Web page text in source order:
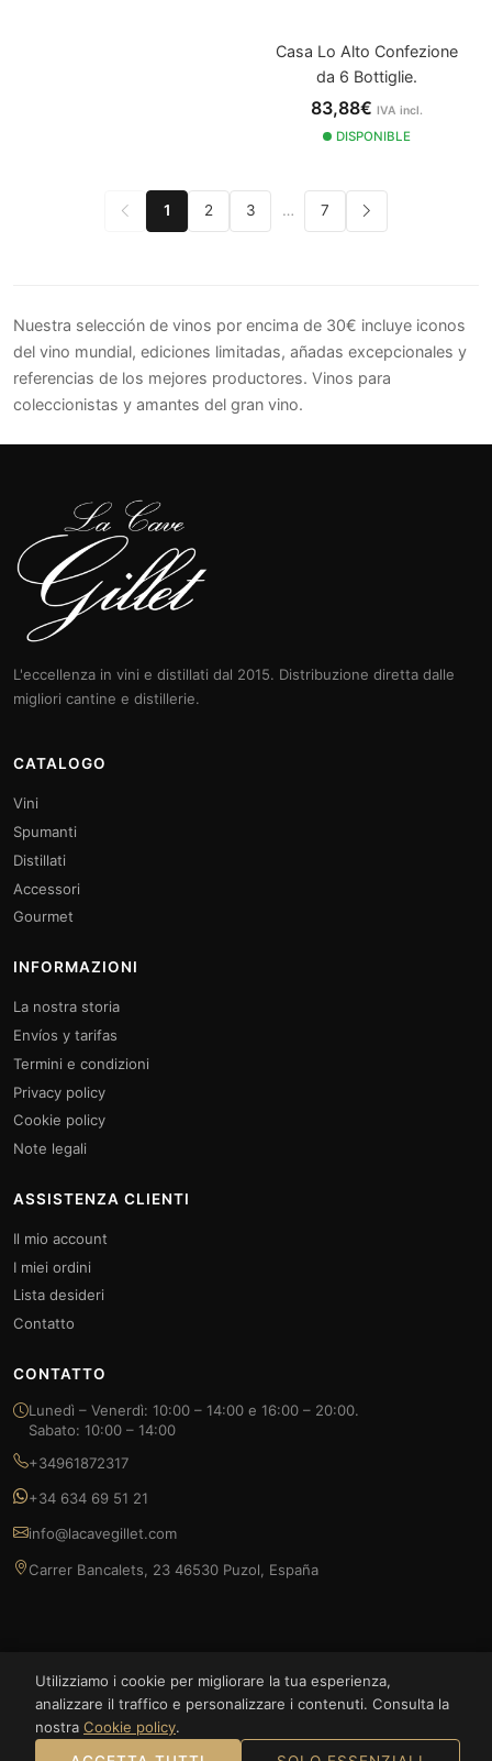
Casa Lo Alto Confezione
da 6 Bottiglie.
83,88€ IVA incl.
DISPONIBLE
1 2 3 … 7
Nuestra selección de vinos por encima de 30€ incluye iconos
del vino mundial, ediciones limitadas, añadas excepcionales y
referencias de los mejores productores. Vinos para
coleccionistas y amantes del gran vino.
L'eccellenza in vini e distillati dal 2015. Distribuzione diretta dalle
migliori cantine e distillerie.
CATALOGO
Vini
Spumanti
Distillati
Accessori
Gourmet
INFORMAZIONI
La nostra storia
Envíos y tarifas
Termini e condizioni
Privacy policy
Cookie policy
Note legali
ASSISTENZA CLIENTI
Il mio account
I miei ordini
Lista desideri
Contatto
CONTATTO
Lunedì – Venerdì: 10:00 – 14:00 e 16:00 – 20:00.
Sabato: 10:00 – 14:00
+34961872317
+34 634 69 51 21
info@lacavegillet.com
Carrer Bancalets, 23 46530 Puzol, España
© 2026 La Cave Gillet — FOODLUXE SPAIN S.L. Tutti i diritti riservati.
Bizum
Utilizziamo i cookie per migliorare la tua esperienza,
analizzare il traffico e personalizzare i contenuti. Consulta la
nostra Cookie policy.